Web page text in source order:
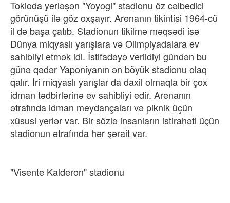
Tokioda yerləşən "Yoyogi" stadionu öz cəlbedici
görünüşü ilə göz oxşayır. Arenanın tikintisi 1964-cü
il də başa çatıb. Stadionun tikilmə məqsədi isə
Dünya miqyaslı yarışlara və Olimpiyadalara ev
sahibliyi etmək idi. İstifadəyə verildiyi gündən bu
günə qədər Yaponiyanın ən böyük stadionu olaq
qalır. İri miqyaslı yarışlar da daxil olmaqla bir çox
idman tədbirlərinə ev sahibliyi edir. Arenanın
ətrafında idman meydançaları və piknik üçün
xüsusi yerlər var. Bir sözlə insanların istirahəti üçün
stadionun ətrafında hər şərait var.
"Visente Kalderon" stadionu